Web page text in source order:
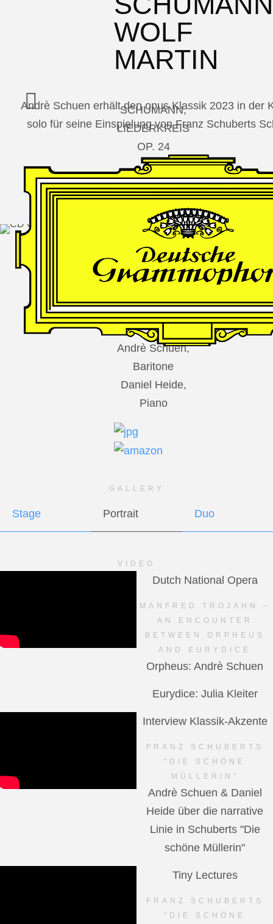
WOLF
MARTIN
SCHUMANN,
LIEDERKREIS
OP. 24
SECHS
MONOLOGE
AUS
JEDERMANN
GESÄNGE
DES
Andrè Schuen,
Baritone
Daniel Heide,
Piano
GALLERY
Stage Portrait Duo
VIDEO
Dutch National Opera
MANFRED TROJAHN –
AN ENCOUNTER
BETWEEN ORPHEUS
AND EURYDICE
Orpheus: Andrè Schuen
Eurydice: Julia Kleiter
Interview Klassik-Akzente
FRANZ SCHUBERTS
"DIE SCHÖNE
MÜLLERIN"
Andrè Schuen & Daniel
Heide über die narrative
Linie in Schuberts "Die
schöne Müllerin"
Tiny Lectures
FRANZ SCHUBERTS
"DIE SCHÖNE
Andrè Schuen erhält den opus Klassik 2023 in der
solo für seine Einspielung von Franz Schuberts